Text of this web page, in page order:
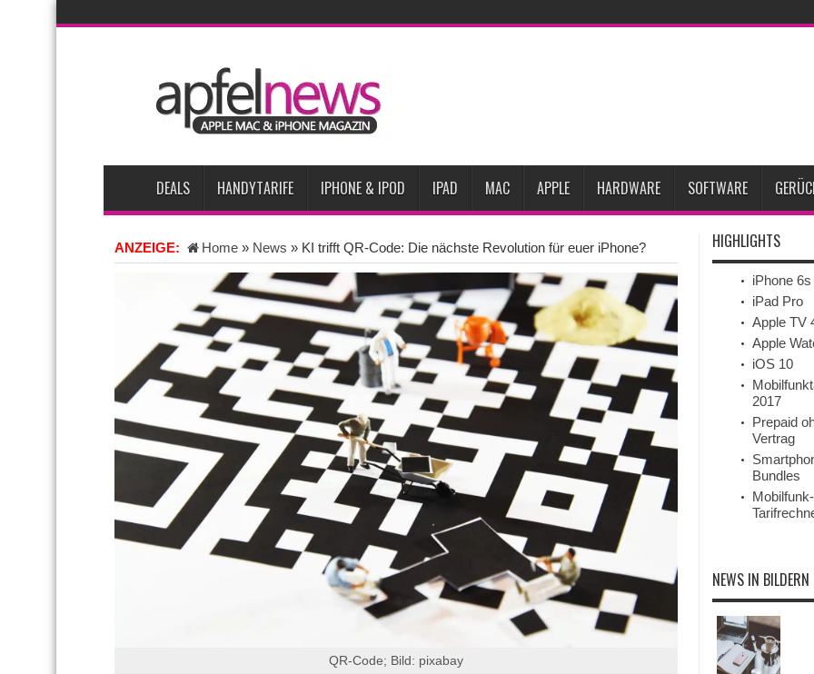
Bericht: iPad-Lieferungen im 2. Quartal 2026 um 7,5 Prozent gesunken
Vom iPad-Design zum eigenen T-Shirt: Checkliste für Apple-Kreative
iPadOS 27 spendiert iPad zwei neue Funktionen
DEALS HANDYTARIFE IPHONE & IPOD IPAD MAC APPLE HARDWARE SOFTWARE
ANZEIGE: Home » News » KI trifft QR-Code: Die nächste Revolution für euer iPhone?
QR-Code; Bild: pixabay
HIGHLIGHTS
iPhone 6s
iPad Pro
Apple TV
Apple
iOS 10
2017
Prepaid
Vertrag
Bundles
Mobilfunk-
NEWS IN BILDERN